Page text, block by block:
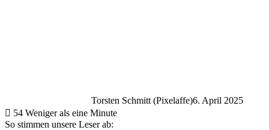
Torsten Schmitt (Pixelaffe)6. April 2025
54 Weniger als eine Minute
So stimmen unsere Leser ab: